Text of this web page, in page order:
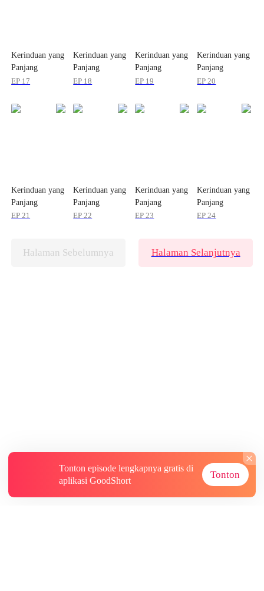
Kerinduan yang
Panjang
EP 17
Kerinduan yang
Panjang
EP 18
Kerinduan yang
Panjang
EP 19
Kerinduan yang
Panjang
EP 20
Kerinduan yang
Panjang
EP 21
Kerinduan yang
Panjang
EP 22
Kerinduan yang
Panjang
EP 23
Kerinduan yang
Panjang
EP 24
Halaman Sebelumnya Halaman Selanjutnya
Tonton episode lengkapnya gratis di
aplikasi GoodShort
Tonton